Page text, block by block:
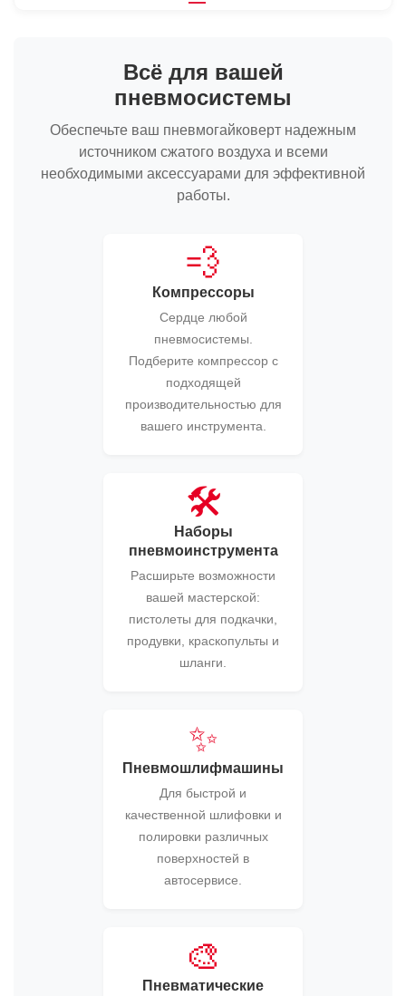
Всё для вашей
пневмосистемы
Обеспечьте ваш пневмогайковерт надежным
источником сжатого воздуха и всеми
необходимыми аксессуарами для эффективной
работы.
💨
Компрессоры
Сердце любой
пневмосистемы.
Подберите компрессор с
подходящей
производительностью для
вашего инструмента.
🛠️
Наборы
пневмоинструмента
Расширьте возможности
вашей мастерской:
пистолеты для подкачки,
продувки, краскопульты и
шланги.
✨
Пневмошлифмашины
Для быстрой и
качественной шлифовки и
полировки различных
поверхностей в
автосервисе.
🎨
Пневматические